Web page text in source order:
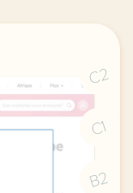
C2
C1
B2